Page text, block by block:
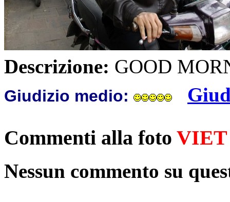
Descrizione: GOOD
Giudizio medio:
Commenti alla foto VIET
Nessun commento su